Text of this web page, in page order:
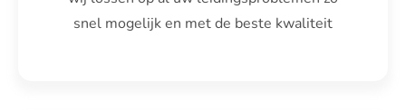
snel mogelijk en met de beste kwaliteit